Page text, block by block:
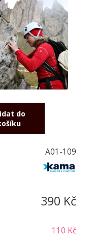
A01-109
390 Kč
110 Kč